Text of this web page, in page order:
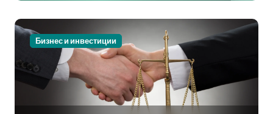
Бизнес и инвестиции